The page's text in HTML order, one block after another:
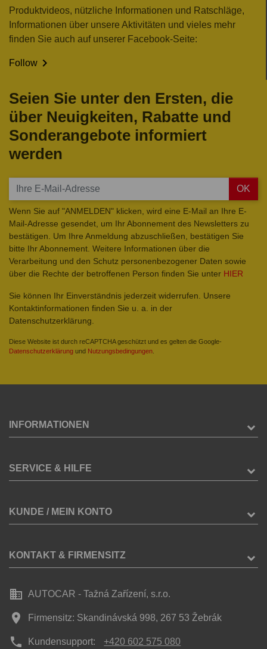
Produktvideos, nützliche Informationen und Ratschläge,
Informationen über unsere Aktivitäten und vieles mehr
finden Sie auch auf unserer Facebook-Seite:
Follow 
Seien Sie unter den Ersten, die
über Neuigkeiten, Rabatte und
Sonderangebote informiert
werden
OK
Wenn Sie auf "ANMELDEN" klicken, wird eine E-Mail an Ihre E-
Mail-Adresse gesendet, um Ihr Abonnement des Newsletters zu
bestätigen. Um Ihre Anmeldung abzuschließen, bestätigen Sie
bitte Ihr Abonnement. Weitere Informationen über die
Verarbeitung und den Schutz personenbezogener Daten sowie
über die Rechte der betroffenen Person finden Sie unter HIER
Sie können Ihr Einverständnis jederzeit widerrufen. Unsere
Kontaktinformationen finden Sie u. a. in der
Datenschutzerklärung.
Diese Website ist durch reCAPTCHA geschützt und es gelten die Google-
Datenschutzerklärung und Nutzungsbedingungen
INFORMATIONEN
SERVICE & HILFE
KUNDE / MEIN KONTO
KONTAKT & FIRMENSITZ
business AUTOCAR - Tažná Zařízení, s.r.o.
place Firmensitz: Skandinávská 998, 267 53 Žebrák
phone Kundensupport: +420 602 575 080